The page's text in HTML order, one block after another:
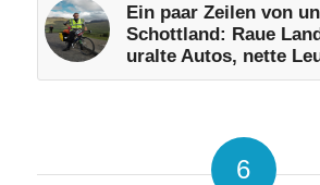
Ein paar Zeilen von
Schottland: Raue
uralte Autos, nette
6